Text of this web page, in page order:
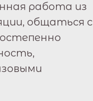
работа из
общаться с